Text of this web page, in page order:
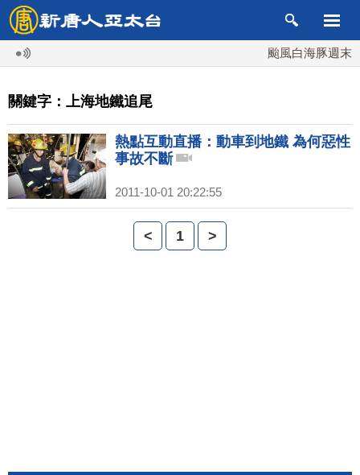
颱風白海豚週末
關鍵字：上海地鐵追尾
熱點互動直播：動車到地鐵 為何惡性
事故不斷
2011-10-01 20:22:55
< 1 >